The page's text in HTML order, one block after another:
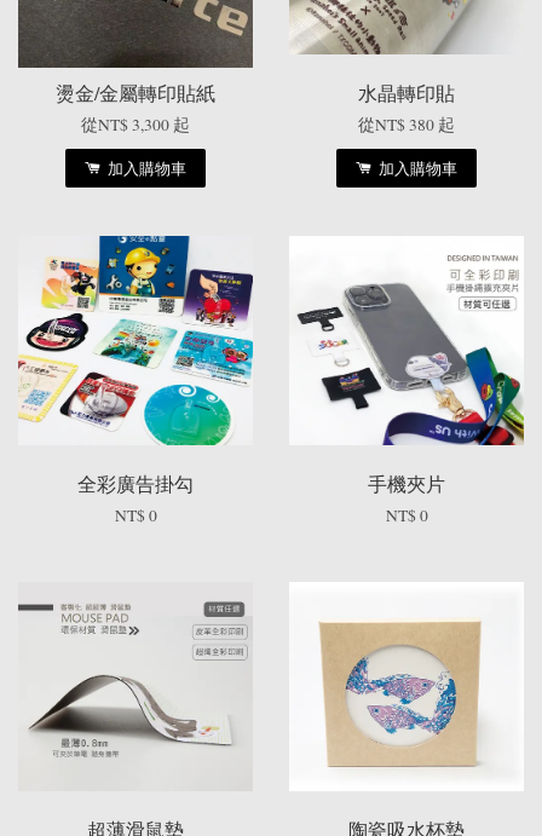
燙金/金屬轉印貼紙
從NT$ 3,300 起
加入購物車
水晶轉印貼
從NT$ 380 起
加入購物車
全彩廣告掛勾
NT$ 0
手機夾片
NT$ 0
超薄滑鼠墊 陶瓷吸水杯墊